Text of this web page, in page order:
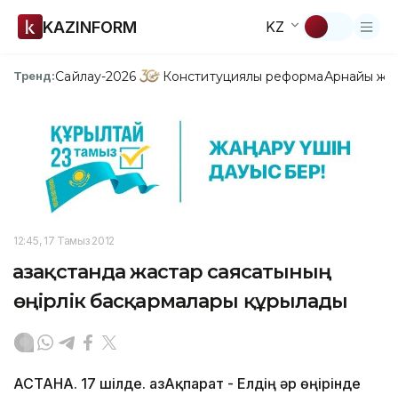
KAZINFORM KZ
Тренд:Сайлау-2026 Конституциялық реформаАрнайы
12:45, 17 Тамыз 2012
Қазақстанда жастар саясатының
өңірлік басқармалары құрылады
АСТАНА. 17 шілде. ҚазАқпарат - Елдің әр өңірінде